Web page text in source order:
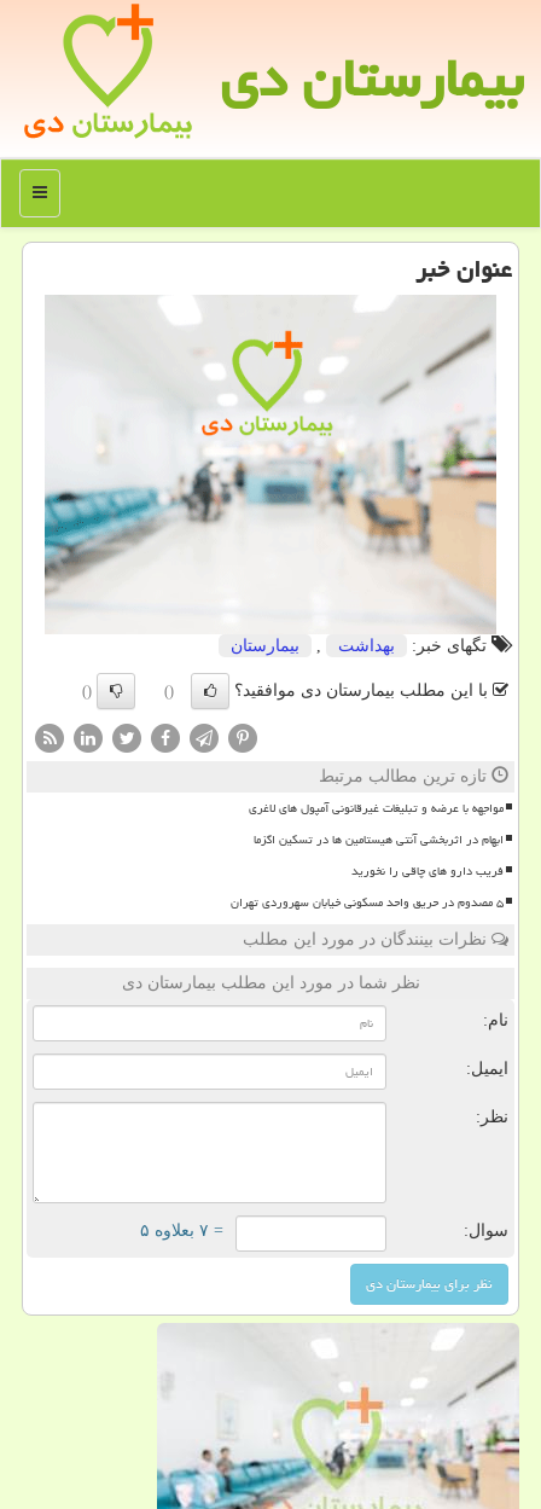
بیمارستان دی
منو
عنوان خبر
تگهای خبر: بهداشت بیمارستان
با این مطلب بیمارستان دی موافقید؟ ()
()
تازه ترین مطالب مرتبط
مواجهه با عرضه و تبلیغات غیرقانونی آمپول های لاغری
ابهام در اثربخشی آنتی هیستامین ها در تسکین اگزما
فریب دارو های چاقی را نخورید
۵ مصدوم در حریق واحد مسکونی خیابان سهروردی تهران
نظرات بینندگان در مورد این مطلب
نظر شما در مورد این مطلب بیمارستان دی
نام:
ایمیل:
نظر:
سوال: = ۷ بعلاوه ۵